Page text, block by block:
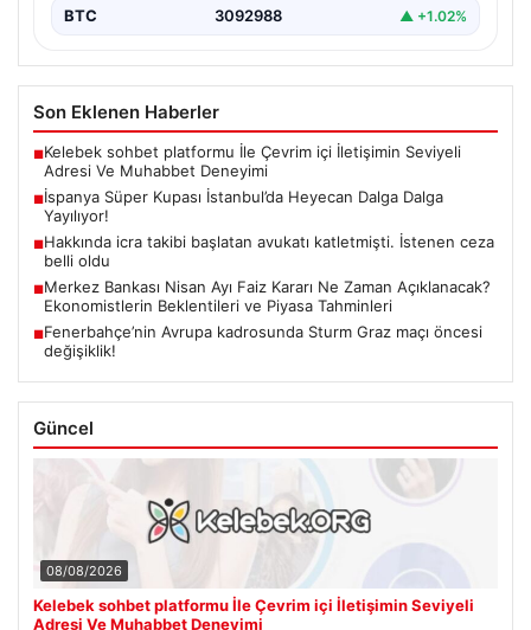
Merkez Bankası Nisan Ayı Faiz Kararı Ne
Beklentileri ve Piyasa Tahminleri
Türkiye Cumhuriyet Merkez Bankası (TCMB) Para
Politikası Kurulu, Nisan ayı faiz kararını belirlemek
üzere…
Piyasa Verileri
USD 47.74 ▲ +0.18%
EUR 55.25 ▲ +0.32%
ALTIN 6660.6 ▲ +2.59%
Adresi Ve Muhabbet Deneyimi
İspanya Süper Kupası İstanbul’da Heyecan Dalga Dalga
Hakkında icra takibi başlatan avukatı katletmişti. İstenen ceza
belli oldu
Merkez Bankası Nisan Ayı Faiz Kararı Ne Zaman Açıklanacak?
Ekonomistlerin Beklentileri ve Piyasa Tahminleri
Fenerbahçe’nin Avrupa kadrosunda Sturm Graz maçı öncesi
değişiklik!